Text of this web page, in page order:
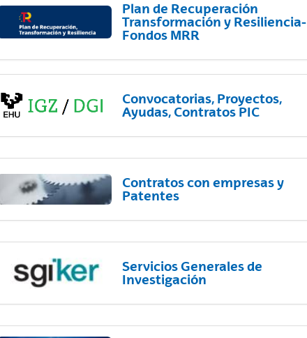
subpáginas
Plan de Recuperación
Transformación y Resiliencia-
Fondos MRR
Convocatorias, Proyectos,
Ayudas, Contratos PIC
Contratos con empresas y
Patentes
Servicios Generales de
Investigación